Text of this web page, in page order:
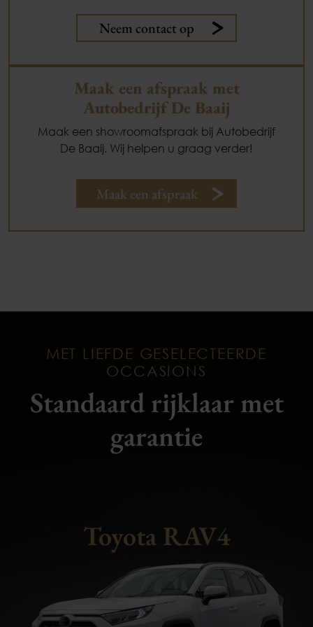
Neem contact op
Maak een afspraak met
Autobedrijf De Baaij
Maak een showroomafspraak bij Autobedrijf
De Baaij. Wij helpen u graag verder!
Maak een afspraak
MET LIEFDE GESELECTEERDE
OCCASIONS
Standaard rijklaar met
garantie
Toyota RAV4